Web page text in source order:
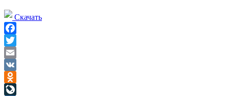
Скачать
Facebook
Twitter
Email
VK
Odnoklassniki